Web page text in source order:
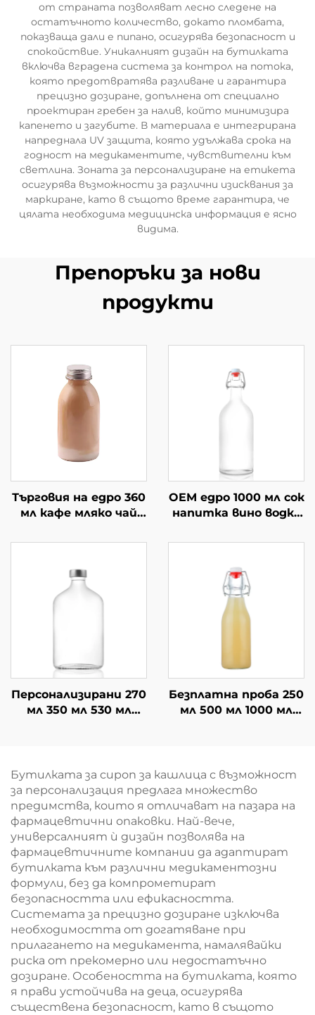
от страната позволяват лесно следене на
остатъчното количество, докато пломбата,
показваща дали е пипано, осигурява безопасност и
спокойствие. Уникалният дизайн на бутилката
включва вградена система за контрол на потока,
която предотвратява разливане и гарантира
прецизно дозиране, допълнена от специално
проектиран гребен за налив, който минимизира
капенето и загубите. В материала е интегрирана
напреднала UV защита, която удължава срока на
годност на медикаментите, чувствителни към
светлина. Зоната за персонализиране на етикета
осигурява възможности за различни изисквания за
маркиране, като в същото време гарантира, че
цялата необходима медицинска информация е ясно
видима.
Препоръки за нови
продукти
Търговия на едро 360
мл кафе мляко чай
стъклени бутилки
OEM едро 1000 мл сок
напитка вино водка
за пиене
Персонализирани 270
мл 350 мл 530 мл
за сок
Безплатна проба 250
мл 500 мл 1000 мл
Бутилката за сироп за кашлица с възможност
за персонализация предлага множество
предимства, които я отличават на пазара на
фармацевтични опаковки. Най-вече,
универсалният ѝ дизайн позволява на
фармацевтичните компании да адаптират
бутилката към различни медикаментозни
формули, без да компрометират
безопасността или ефикасността.
Системата за прецизно дозиране изключва
необходимостта от догатяване при
прилагането на медикамента, намалявайки
риска от прекомерно или недостатъчно
дозиране. Особеността на бутилката, която
я прави устойчива на деца, осигурява
съществена безопасност, като в същото